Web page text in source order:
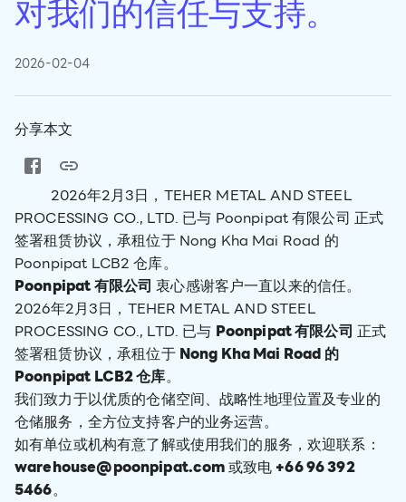
对我们的信任与支持。
2026-02-04
分享本文
2026年2月3日，TEHER METAL AND STEEL
PROCESSING CO., LTD. 已与 Poonpipat 有限公司 正式
签署租赁协议，承租位于 Nong Kha Mai Road 的
Poonpipat LCB2 仓库。
Poonpipat 有限公司 衷心感谢客户一直以来的信任。
2026年2月3日，TEHER METAL AND STEEL
PROCESSING CO., LTD. 已与 Poonpipat 有限公司 正式
签署租赁协议，承租位于 Nong Kha Mai Road 的
Poonpipat LCB2 仓库。
我们致力于以优质的仓储空间、战略性地理位置及专业的
仓储服务，全方位支持客户的业务运营。
如有单位或机构有意了解或使用我们的服务，欢迎联系：
warehouse@poonpipat.com或致电 +66 96 392
5466。